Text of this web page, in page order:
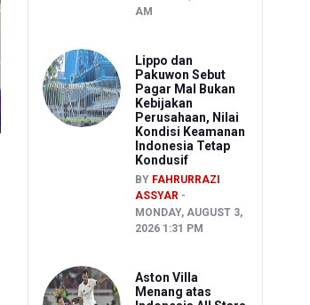
AM
Lippo dan
Pakuwon Sebut
Pagar Mal Bukan
Kebijakan
Perusahaan, Nilai
Kondisi Keamanan
Indonesia Tetap
Kondusif
BY FAHRURRAZI
ASSYAR
MONDAY, AUGUST 3,
2026 1:31 PM
Aston Villa
Menang atas